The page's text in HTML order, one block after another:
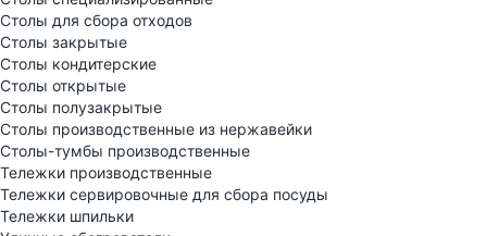
Столы для сбора отходов
Столы закрытые
Столы кондитерские
Столы открытые
Столы полузакрытые
Столы производственные из нержавейки
Столы-тумбы производственные
Тележки производственные
Тележки сервировочные для сбора посуды
Тележки шпильки